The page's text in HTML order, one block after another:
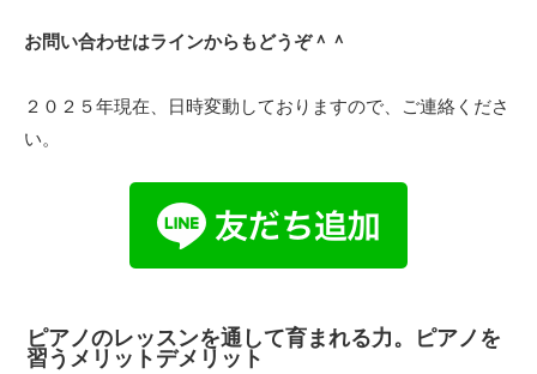
お問い合わせはラインからもどうぞ＾＾
２０２５年現在、日時変動しておりますので、ご連絡くださ
い。
ピアノのレッスンを通して育まれる力。ピアノを
習うメリットデメリット